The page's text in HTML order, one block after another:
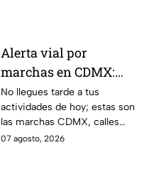
Alerta vial por
marchas en CDMX:
Manifestantes retiran
bloqueo en Canela y Eje
3 Sur, colonia Granjas
México
No llegues tarde a tus
actividades de hoy; estas son
las marchas CDMX, calles
cerradas y bloqueos que
07 agosto, 2026